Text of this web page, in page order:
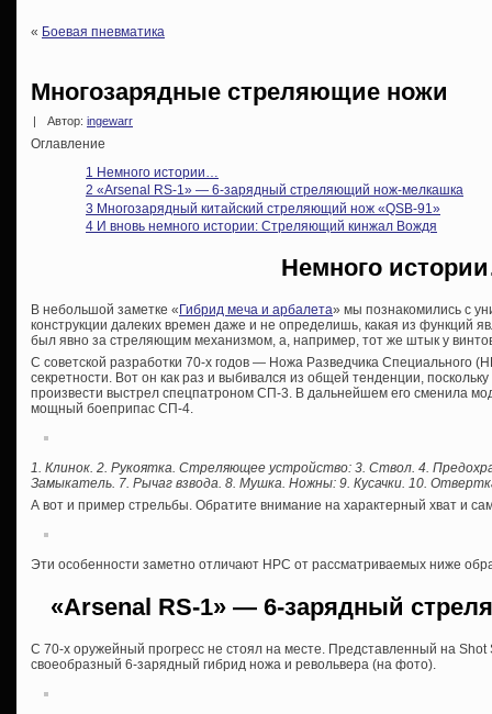
« Боевая пневматика
Многозарядные стреляющие ножи
| Автор: ingewarr
Оглавление
1 Немного истории…
2 «Аrsenal RS-1» — 6-зарядный стреляющий нож-мелкашка
3 Многозарядный китайский стреляющий нож «QSB-91»
4 И вновь немного истории: Стреляющий кинжал Вождя
Немного
В небольшой заметке « Гибрид меча и арбалета» мы познакомились с
конструкции далеких времен даже и не определишь, какая из функций
был явно за стреляющим механизмом, а, например, тот же штык у
С советской разработки 70-х годов — Ножа Разведчика Специального
секретности. Вот он как раз и выбивался из общей тенденции,
произвести выстрел спецпатроном СП-3. В дальнейшем его сменила
мощный боеприпас СП-4.
1. Клинок. 2. Рукоятка. Стреляющее устройство: 3. Ствол. 4.
Замыкатель. 7. Рычаг взвода. 8. Мушка. Ножны: 9. Кусачки. 10.
А вот и пример стрельбы. Обратите внимание на характерный хват и
Эти особенности заметно отличают НРС от рассматриваемых ниже
«Аrsenal RS-1» — 6-зарядный
С 70-х оружейный прогресс не стоял на месте. Представленный на
своеобразный 6-зарядный гибрид ножа и револьвера (на фото).